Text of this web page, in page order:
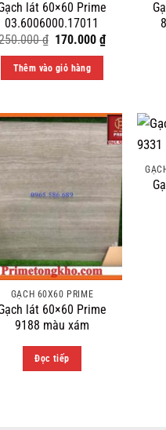
lát 60×60 Prime
03.6006000.17011
₫ Original
was:
250.000 ₫.
170.000₫Current
price
Thêm vào giỏ hàng
GẠCH 60X60 PRIME
lát 60×60 Prime
9188 màu xám
Đọc tiếp